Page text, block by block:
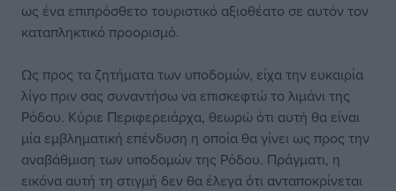
ως ένα επιπρόσθετο τουριστικό αξιοθέατο σε αυτόν τον
καταπληκτικό προορισμό.
Ως προς τα ζητήματα των υποδομών, είχα την ευκαιρία
λίγο πριν σας συναντήσω να επισκεφτώ το λιμάνι της
Ρόδου. Κύριε Περιφερειάρχα, θεωρώ ότι αυτή θα είναι
μία εμβληματική επένδυση η οποία θα γίνει ως προς την
αναβάθμιση των υποδομών της Ρόδου. Πράγματι, η
εικόνα αυτή τη στιγμή δεν θα έλεγα ότι ανταποκρίνεται